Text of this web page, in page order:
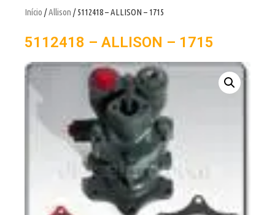
Início /Allison / 5112418 – ALLISON – 1715
5112418 – ALLISON – 1715